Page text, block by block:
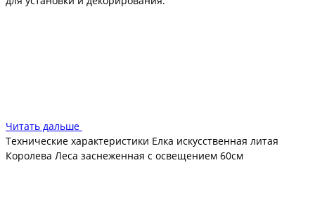
Читать дальше
Технические характеристики Елка искусственная литая
Королева Леса заснеженная с освещением 60см